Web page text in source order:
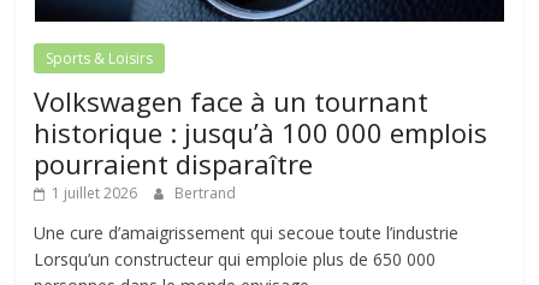
Sports & Loisirs
Volkswagen face à un tournant
historique : jusqu’à 100 000 emplois
pourraient disparaître
1 juillet 2026 Bertrand
Une cure d’amaigrissement qui secoue toute l’industrie
Lorsqu’un constructeur qui emploie plus de 650 000